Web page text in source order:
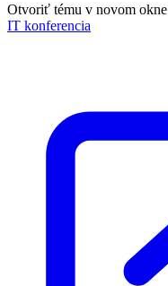
Otvoriť tému v novom okne
IT konferencia